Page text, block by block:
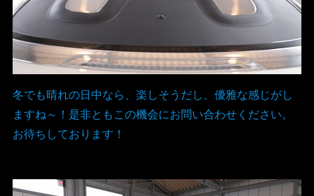
冬でも晴れの日中なら、楽しそうだし、優雅な感じがし
ますね～！是非ともこの機会にお問い合わせください。
お待ちしております！